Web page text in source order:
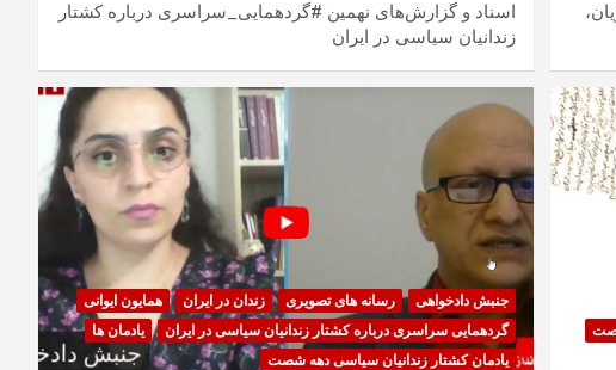
اسناد و گزارش‌های نهمین #گردهمایی_سراسری درباره کشتار
زندانیان سیاسی در ایران
جنبش دادخواهی رسانه های تصویری زندان در ایران
همایون ایوانی
گردهمایی سراسری درباره کشتار زندانیان سیاسی در ایران
یادمان ها
یادمان کشتار زندانیان سیاسی دهه شصت